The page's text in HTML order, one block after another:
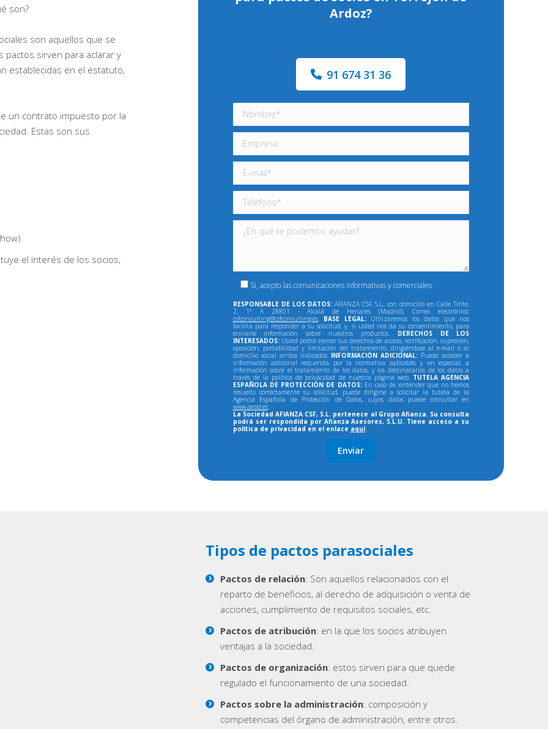
son?
son aquellos que se
pactos sirven para aclarar y
establecidas en el estatuto,
un contrato impuesto por la
Estas son sus
el interés de los socios,
Ardoz?
91 674 31 36
Si, acepto las comunicaciones informativas y comerciales.
RESPONSABLE DE LOS DATOS:AFIANZA CSF, S.L., con domicilio en Calle Tinte,
2, 1º A 28801 - Alcalá de Henares (Madrid). Correo electrónico:
csfconsulting@csfconsulting.es. BASE LEGAL:Utilizaremos los datos que nos
facilita para responder a su solicitud, y, si usted nos da su consentimiento, para
enviarle información sobre nuestros productos. DERECHOS DE LOS
INTERESADOS:Usted podrá ejercer sus derechos de acceso, rectificación, supresión,
oposición, portabilidad y limitación del tratamiento, dirigiéndose al e-mail o al
domicilio social arriba indicados. INFORMACIÓN ADICIONAL: Puede acceder a
información adicional requerida por la normativa aplicable, y en especial, a
información sobre el tratamiento de los datos, y los destinatarios de los datos a
través de la política de privacidad de nuestra página web. TUTELA AGENCIA
ESPAÑOLA DE PROTECCIÓN DE DATOS:En caso de entender que no hemos
resuelto correctamente su solicitud, puede dirigirse a solicitar la tutela de la
Agencia Española de Protección de Datos, cuyos datos puede consultar en
www.aepd.es.
La Sociedad AFIANZA CSF, S.L. pertenece al Grupo Afianza. Su consulta
podrá ser respondida por Afianza Asesores, S.L.U. Tiene acceso a su
política de privacidad en el enlace aquí.
Tipos de pactos parasociales
Pactos de relación: Son aquellos relacionados con el
reparto de beneficios, al derecho de adquisición o venta de
acciones, cumplimiento de requisitos sociales, etc.
Pactos de atribución: en la que los socios atribuyen
ventajas a la sociedad.
Pactos de organización: estos sirven para que quede
regulado el funcionamiento de una sociedad.
Pactos sobre la administración: composición y
competencias del órgano de administración, entre otros.